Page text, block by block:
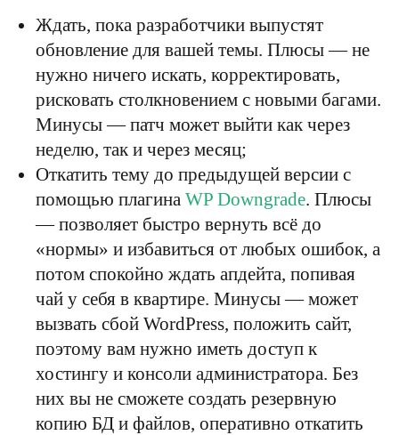
Ждать, пока разработчики выпустят
обновление для вашей темы. Плюсы — не
нужно ничего искать, корректировать,
рисковать столкновением с новыми багами.
Минусы — патч может выйти как через
неделю, так и через месяц;
Откатить тему до предыдущей версии с
помощью плагина WP Downgrade. Плюсы
— позволяет быстро вернуть всё до
«нормы» и избавиться от любых ошибок, а
потом спокойно ждать апдейта, попивая
чай у себя в квартире. Минусы — может
вызвать сбой WordPress, положить сайт,
поэтому вам нужно иметь доступ к
хостингу и консоли администратора. Без
них вы не сможете создать резервную
копию БД и файлов, оперативно откатить